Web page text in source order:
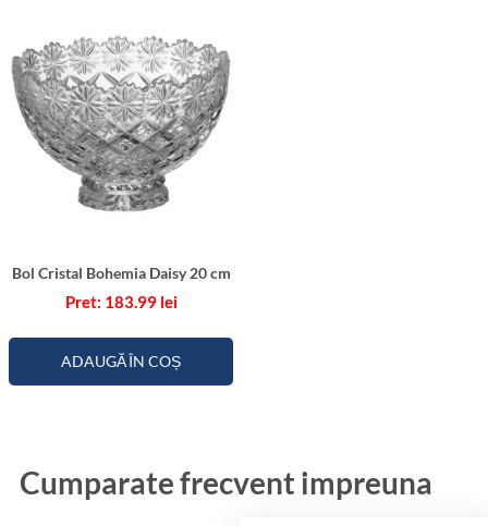
Bol Cristal Bohemia Daisy 20 cm
183.99 lei
ADAUGĂ ÎN COȘ
Cumparate frecvent impreuna